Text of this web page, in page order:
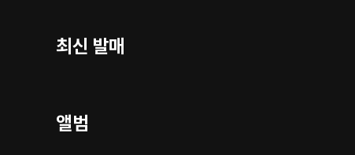
최신 발매
앨범